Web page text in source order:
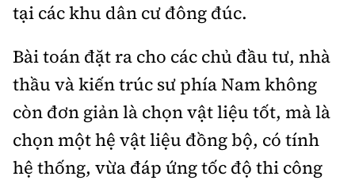
tại các khu dân cư đông đúc.
Bài toán đặt ra cho các chủ đầu tư, nhà
thầu và kiến trúc sư phía Nam không
còn đơn giản là chọn vật liệu tốt, mà là
chọn một hệ vật liệu đồng bộ, có tính
hệ thống, vừa đáp ứng tốc độ thi công